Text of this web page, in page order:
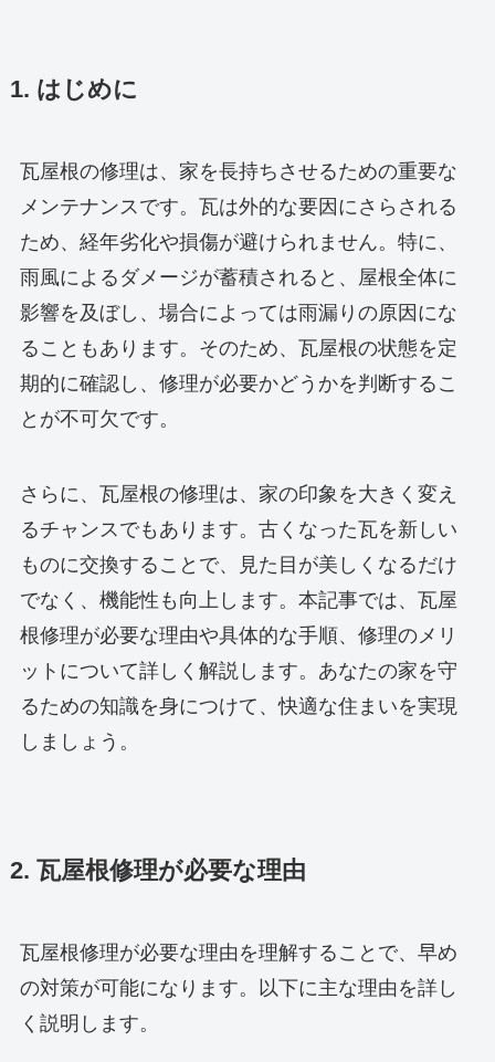
1. はじめに
瓦屋根の修理は、家を長持ちさせるための重要な
メンテナンスです。瓦は外的な要因にさらされる
ため、経年劣化や損傷が避けられません。特に、
雨風によるダメージが蓄積されると、屋根全体に
影響を及ぼし、場合によっては雨漏りの原因にな
ることもあります。そのため、瓦屋根の状態を定
期的に確認し、修理が必要かどうかを判断するこ
とが不可欠です。
さらに、瓦屋根の修理は、家の印象を大きく変え
るチャンスでもあります。古くなった瓦を新しい
ものに交換することで、見た目が美しくなるだけ
でなく、機能性も向上します。本記事では、瓦屋
根修理が必要な理由や具体的な手順、修理のメリ
ットについて詳しく解説します。あなたの家を守
るための知識を身につけて、快適な住まいを実現
しましょう。
2. 瓦屋根修理が必要な理由
瓦屋根修理が必要な理由を理解することで、早め
の対策が可能になります。以下に主な理由を詳し
く説明します。